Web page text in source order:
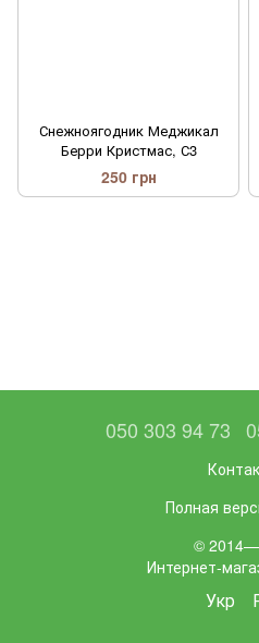
Снежноягодник Меджикал
Берри Кристмас, С3
250 грн
050 303 94 73
Полная
©
Интернет-
Укр